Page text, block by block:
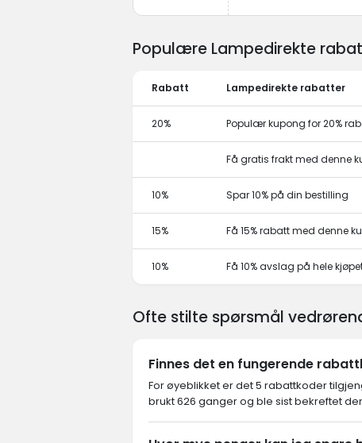
Populære Lampedirekte
Rabatt Lampedirekte rabatter
20% Populær kupong for 20%
Få gratis frakt med denne
10% Spar 10% på din bestilling
15% Få 15% rabatt med denne
10% Få 10% avslag på hele
Ofte stilte spørsmål
Finnes det en fungerende
For øyeblikket er det 5 rabattkoder
brukt 626 ganger og ble sist bekreftet